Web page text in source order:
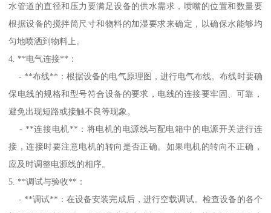
水管道的直径和压力要满足设备的供水需求，喷嘴的位置和数量要
根据设备的搅拌筒尺寸和物料的加湿要求来确定，以确保水能够均
匀地喷洒到物料上。
4. **电气连接**：
- **布线**：根据设备的电气原理图，进行电气布线。布线时要确
保电线的规格和型号符合设备的要求，电线的连接要牢固、可靠，
避免出现短路或接触不良等现象。
- **连接电机**：将电机的电源线与配电箱中的电源开关进行连
接，连接时要注意电机的转向是否正确。如果电机的转向不正确，
应及时调整电源线的相序。
5. **调试与验收**：
- **调试**：在设备安装完成后，进行空载调试。检查设备的各个